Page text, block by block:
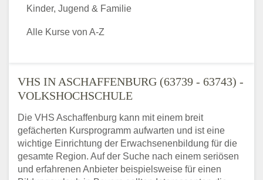
VHS IN ASCHAFFENBURG (63739 - 63743) -
VOLKSHOCHSCHULE
Die VHS Aschaffenburg kann mit einem breit
gefächerten Kursprogramm aufwarten und ist eine
wichtige Einrichtung der Erwachsenenbildung für die
gesamte Region. Auf der Suche nach einem seriösen
und erfahrenen Anbieter beispielsweise für einen
Kinder, Jugend & Familie
Alle Kurse von A-Z